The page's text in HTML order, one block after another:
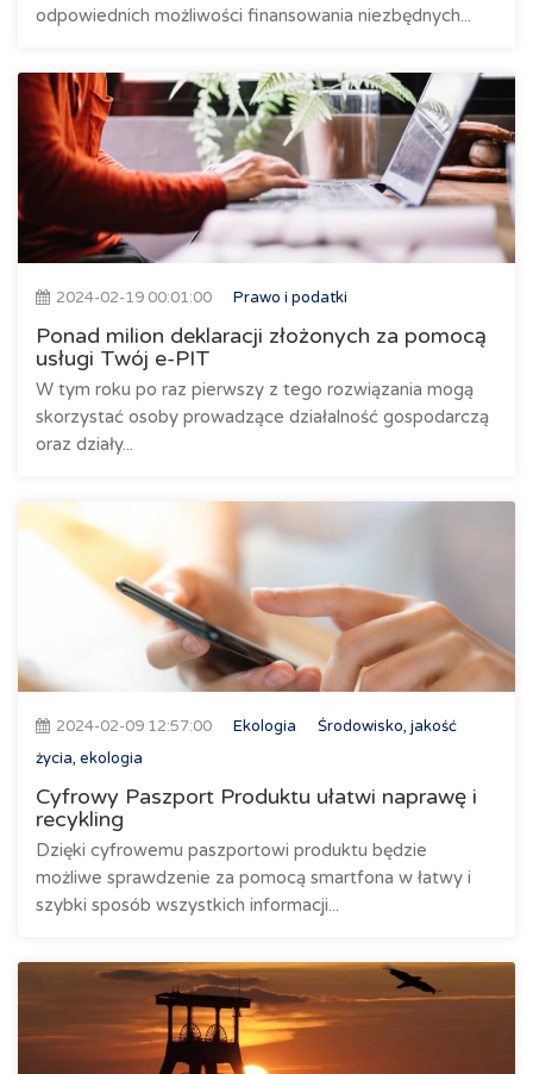
odpowiednich możliwości finansowania niezbędnych...
2024-02-19 00:01:00 Prawo i podatki
Ponad milion deklaracji złożonych za pomocą
usługi Twój e-PIT
W tym roku po raz pierwszy z tego rozwiązania mogą
skorzystać osoby prowadzące działalność gospodarczą
oraz działy...
2024-02-09 12:57:00 Ekologia
Środowisko, jakość
życia, ekologia
Cyfrowy Paszport Produktu ułatwi naprawę i
recykling
Dzięki cyfrowemu paszportowi produktu będzie
możliwe sprawdzenie za pomocą smartfona w łatwy i
szybki sposób wszystkich informacji...